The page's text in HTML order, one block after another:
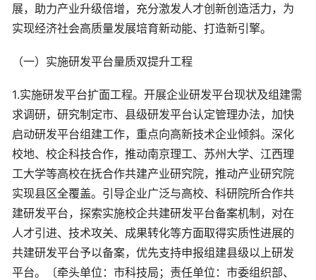
展，助力产业升级倍增，充分激发人才创新创造活力，为
实现经济社会高质量发展培育新动能、打造新引擎。
（一）实施研发平台量质双提升工程
1.实施研发平台扩面工程。开展企业研发平台现状及组建需
求调研，研究制定市、县级研发平台认定管理办法，加快
启动研发平台组建工作，重点向高新技术企业倾斜。深化
校地、校企科技合作，推动南京理工、苏州大学、江西理
工大学等高校在抚合作共建产业研究院，推动产业研究院
实现县区全覆盖。引导企业广泛与高校、科研院所合作共
建研发平台，探索实施校企共建研发平台备案机制，对在
人才引进、技术攻关、成果转化等方面取得实质性进展的
共建研发平台予以备案，优先支持申报组建县级以上研发
平台。〔牵头单位：市科技局；责任单位：市委组织部、